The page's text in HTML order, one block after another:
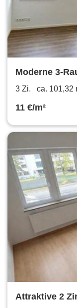
Moderne 3-
saniertem
3 Zi. ca. 101,32
11 €/m²
Attraktive 2